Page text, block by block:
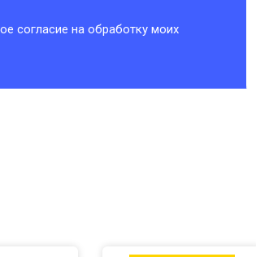
согласие на обработку моих